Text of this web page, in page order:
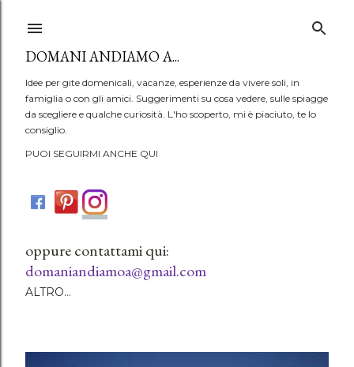
DOMANI ANDIAMO A...
Idee per gite domenicali, vacanze, esperienze da vivere soli, in
famiglia o con gli amici. Suggerimenti su cosa vedere, sulle spiagge
da scegliere e qualche curiosità. L'ho scoperto, mi è piaciuto, te lo
consiglio.
PUOI SEGUIRMI ANCHE QUI
oppure contattami qui:
domaniandiamoa@gmail.com
ALTRO…